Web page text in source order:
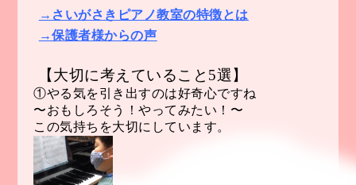
→さいがさきピアノ教室の特徴とは
→保護者様からの声
【大切に考えていること5選】
①やる気を引き出すのは好奇心ですね
〜おもしろそう！やってみたい！〜
この気持ちを大切にしています。